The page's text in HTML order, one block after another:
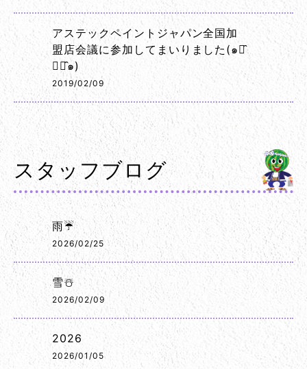
アステックペイントジャパン全国加
盟店会議に参加してまいりました(๑･̑
◡･̑๑)
2019/02/09
スタッフブログ
雨☔
2026/02/25
雪☃️
2026/02/09
2026
2026/01/05